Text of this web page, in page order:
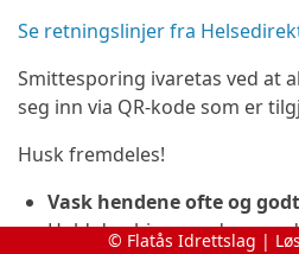
Se retningslinjer fra
Smittesporing ivaretas ved at
seg inn via QR-kode som er
Husk fremdeles!
Vask hendene ofte og
Hold deg hjemme dersom
© Flatås Idrettslag |